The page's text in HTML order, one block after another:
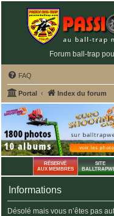
Forum ball-trap
FAQ
Portal Index du forum
RÉSERVÉ
AUX MEMBRES
SITE
Informations
Désolé mais vous n’êtes pas